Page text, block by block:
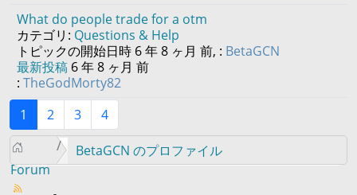
What do people trade for a otm
カテゴリ: Questions & Help
トピックの開始日時 6 年 8 ヶ月 前, : BetaGCN
最新投稿 6 年 8 ヶ月 前
: TheGodMorty82
1
2 3 4
Forum
BetaGCN のプロファイル